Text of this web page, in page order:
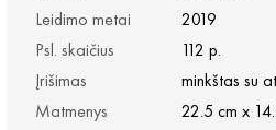
Leidimo metai
2019
Psl. skaičius
112 p.
Įrišimas
minkštas su
Matmenys
22.5 cm x